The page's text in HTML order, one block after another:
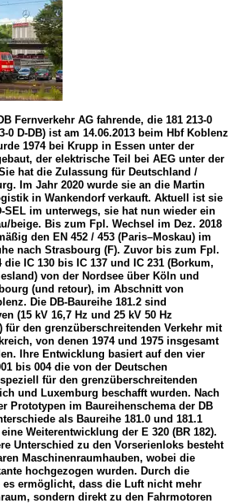
Fernverkehr AG fahrende, die 181 213-0
0 D-DB) ist am 14.06.2013 beim Hbf Koblenz
1974 bei Krupp in Essen unter der
der elektrische Teil bei AEG unter der
hat die Zulassung für Deutschland /
Im Jahr 2020 wurde sie an die Martin
in Wankendorf verkauft. Aktuell ist sie
SEL im unterwegs, sie hat nun wieder ein
beige. Bis zum Fpl. Wechsel im Dez. 2018
den EN 452 / 453 (Paris–Moskau) im
nach Strasbourg (F). Zuvor bis zum Fpl.
die IC 130 bis IC 137 und IC 231 (Borkum,
von der Nordsee über Köln und
(und retour), im Abschnitt von
Die DB-Baureihe 181.2 sind
(15 kV 16,7 Hz und 25 kV 50 Hz
für den grenzüberschreitenden Verkehr mit
von denen 1974 und 1975 insgesamt
Ihre Entwicklung basiert auf den vier
bis 004 die von der Deutschen
für den grenzüberschreitenden
und Luxemburg beschafft wurden. Nach
Prototypen im Baureihenschema der DB
als Baureihe 181.0 und 181.1
Weiterentwicklung der E 320 (BR 182).
Unterschied zu den Vorserienloks besteht
Maschinenraumhauben, wobei die
hochgezogen wurden. Durch die
es ermöglicht, dass die Luft nicht mehr
sondern direkt zu den Fahrmotoren